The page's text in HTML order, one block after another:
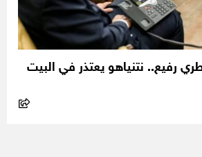
رفيع.. نتنياهو يعتذر في البيت